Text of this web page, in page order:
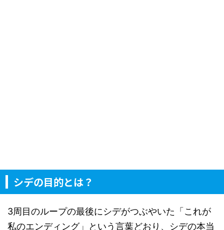
シデの目的とは？
3周目のループの最後にシデがつぶやいた「これが
私のエンディング」という言葉どおり、シデの本当